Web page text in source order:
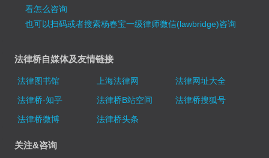
看怎么咨询
也可以扫码或者搜索杨春宝一级律师微信(lawbridge)咨询
法律桥自媒体及友情链接
法律图书馆 上海法律网
法律网址大全
法律桥-知乎
法律桥B站空间
法律桥搜狐号
法律桥微博
法律桥头条
关注&咨询